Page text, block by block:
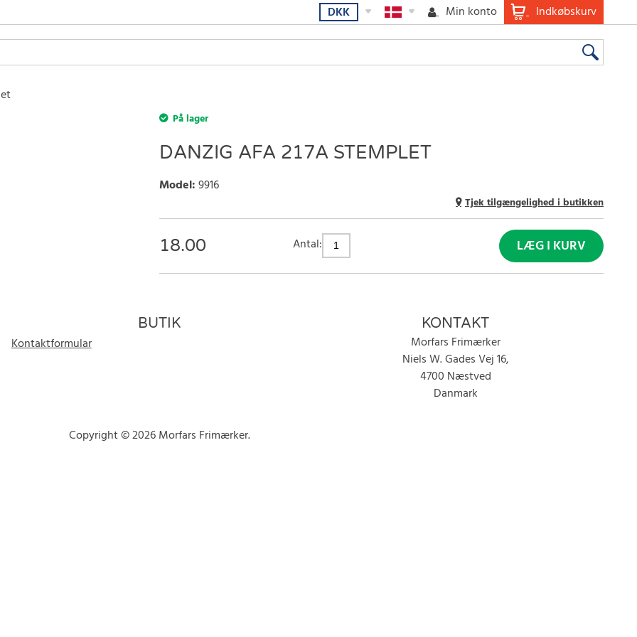
Indkøbskurv
Min konto
DKK
På lager
DANZIG AFA 217A STEMPLET
Model:9916
Tjek tilgængelighed i butikken
18.00 Antal: LÆG I KURV
BUTIK
Kontaktformular
KONTAKT
Morfars Frimærker
Niels W. Gades Vej 16,
4700 Næstved
Danmark
Copyright © 2026 Morfars Frimærker.